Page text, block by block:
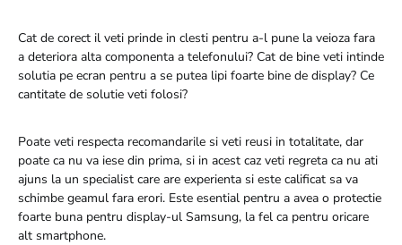
Cat de corect il veti prinde in clesti pentru a-l pune la veioza fara
a deteriora alta componenta a telefonului? Cat de bine veti intinde
solutia pe ecran pentru a se putea lipi foarte bine de display? Ce
cantitate de solutie veti folosi?
Poate veti respecta recomandarile si veti reusi in totalitate, dar
poate ca nu va iese din prima, si in acest caz veti regreta ca nu ati
ajuns la un specialist care are experienta si este calificat sa va
schimbe geamul fara erori. Este esential pentru a avea o protectie
foarte buna pentru display-ul Samsung, la fel ca pentru oricare
alt smartphone.